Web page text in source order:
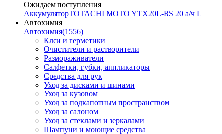
Ожидаем поступления
АккумуляторTOTACHI MOTO YTX20L-BS 20 а/ч L
Автохимия
Автохимия(1556)
Клеи и герметики
Очистители и растворители
Размораживатели
Салфетки, губки, аппликаторы
Средства для рук
Уход за дисками и шинами
Уход за кузовом
Уход за подкапотным пространством
Уход за салоном
Уход за стеклами и зеркалами
Шампуни и моющие средства